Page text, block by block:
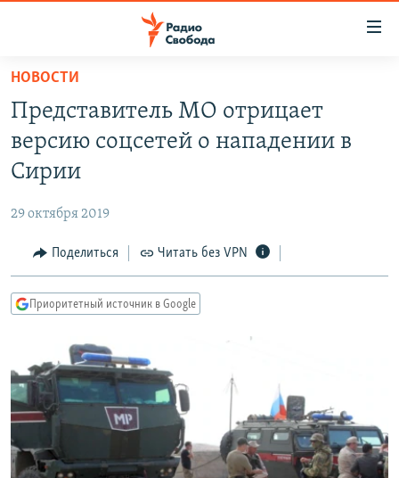
упрощенного
доступа
основному
Вернутся
Вернутся
ПОДКАСТЫ
АВТОРСКИЕ ПРОЕКТЫ
МНЕНИЯ
КУЛЬТУРА
КАВКАЗ.РЕАЛИИ
СЕВЕР.РЕАЛИИ
СИБИРЬ.РЕАЛИИ
РАСПИСАНИЕ ВЕЩАНИЯ
ПОДПИШИТЕСЬ НА РАССЫЛКУ
НОВОСТИ
Представитель МО отрицает
версию соцсетей о нападении в
Сирии
29 октября 2019
Поделиться Читать без VPN
Приоритетный источник в Google